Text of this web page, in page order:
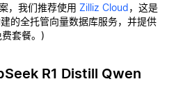
，我们推荐使用 Zilliz Cloud，这是
的全托管向量数据库服务，并提供
套餐。)
R1 Distill Qwen